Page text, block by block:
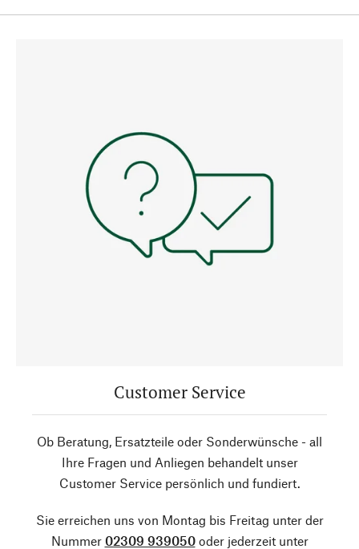
Customer Service
Ob Beratung, Ersatzteile oder Sonderwünsche - all
Ihre Fragen und Anliegen behandelt unser
Customer Service persönlich und fundiert.
Sie erreichen uns von Montag bis Freitag unter der
Nummer 02309 939050oder jederzeit unter